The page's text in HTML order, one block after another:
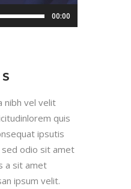
00:00
nibh vel velit
quis
ipsutis
sed odio sit amet
a sit amet
ipsum velit.